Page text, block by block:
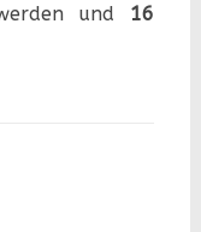
und 16